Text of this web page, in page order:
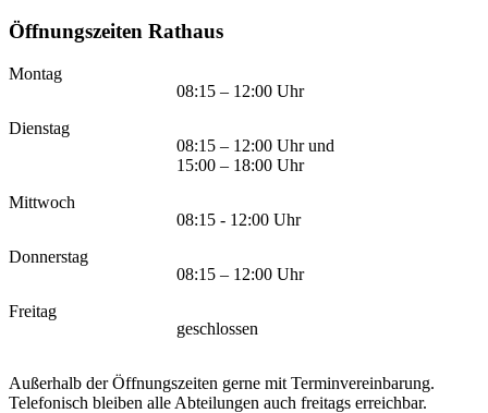
Öffnungszeiten Rathaus
Montag
08:15 – 12:00 Uhr
Dienstag
08:15 – 12:00 Uhr und
15:00 – 18:00 Uhr
Mittwoch
08:15 - 12:00 Uhr
Donnerstag
08:15 – 12:00 Uhr
Freitag
geschlossen
Außerhalb der Öffnungszeiten gerne mit Terminvereinbarung.
Telefonisch bleiben alle Abteilungen auch freitags erreichbar.